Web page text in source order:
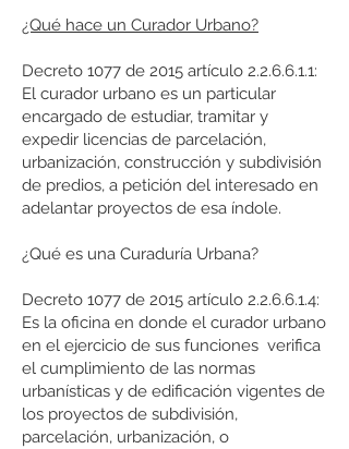
¿Qué hace un Curador Urbano?
Decreto 1077 de 2015 artículo 2.2.6.6.1.1:
El curador urbano es un particular
encargado de estudiar, tramitar y
expedir licencias de parcelación,
urbanización, construcción y subdivisión
de predios, a petición del interesado en
adelantar proyectos de esa índole.
¿Qué es una Curaduría Urbana?
Decreto 1077 de 2015 artículo 2.2.6.6.1.4:
Es la oficina en donde el curador urbano
en el ejercicio de sus funciones verifica
el cumplimiento de las normas
urbanísticas y de edificación vigentes de
los proyectos de subdivisión,
parcelación, urbanización, o